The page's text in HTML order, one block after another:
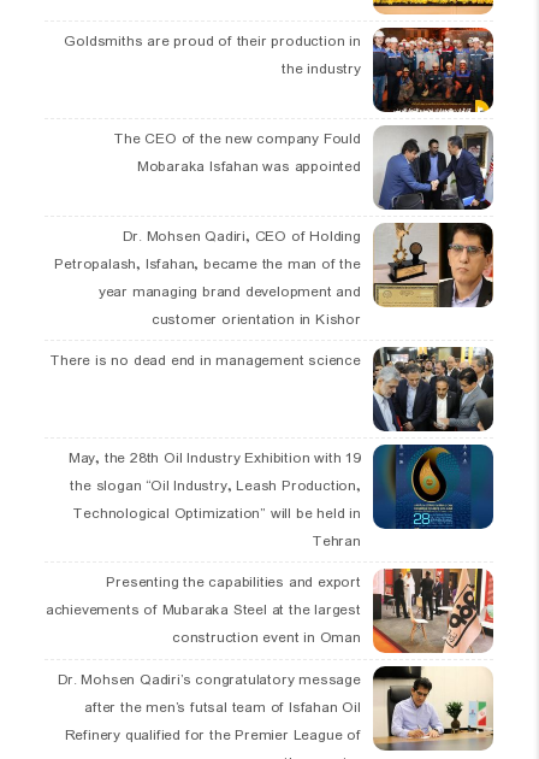
Goldsmiths are proud of their production in
the industry
The CEO of the new company Fould
Mobaraka Isfahan was appointed
Dr. Mohsen Qadiri, CEO of Holding
Petropalash, Isfahan, became the man of the
year managing brand development and
customer orientation in Kishor
There is no dead end in management science
19 May, the 28th Oil Industry Exhibition with
the slogan “Oil Industry, Leash Production,
Technological Optimization” will be held in
Tehran
Presenting the capabilities and export
achievements of Mubaraka Steel at the largest
construction event in Oman
Dr. Mohsen Qadiri’s congratulatory message
after the men’s futsal team of Isfahan Oil
Refinery qualified for the Premier League of